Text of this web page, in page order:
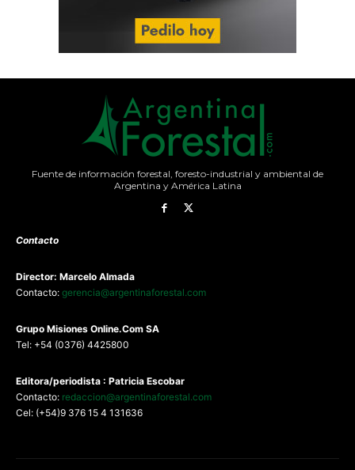
Fuente de información forestal, foresto-industrial y ambiental de
Argentina y América Latina
Contacto
Director: Marcelo Almada
Contacto: gerencia@argentinaforestal.com
Grupo Misiones Online.Com SA
Tel: +54 (0376) 4425800
Editora/periodista : Patricia Escobar
Contacto: redaccion@argentinaforestal.com
Cel: (+54)9 376 15 4 131636